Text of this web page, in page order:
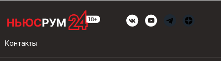
Контакты